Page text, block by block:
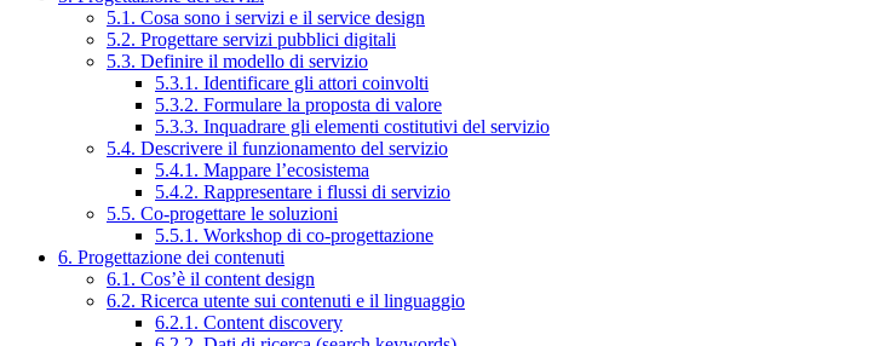
5.1. Cosa sono i servizi e il service design
5.2. Progettare servizi pubblici digitali
5.3. Definire il modello di servizio
5.3.1. Identificare gli attori coinvolti
5.3.2. Formulare la proposta di valore
5.3.3. Inquadrare gli elementi costitutivi del servizio
5.4. Descrivere il funzionamento del servizio
5.4.1. Mappare l’ecosistema
5.4.2. Rappresentare i flussi di servizio
5.5. Co-progettare le soluzioni
5.5.1. Workshop di co-progettazione
6. Progettazione dei contenuti
6.1. Cos’è il content design
6.2. Ricerca utente sui contenuti e il linguaggio
6.2.1. Content discovery